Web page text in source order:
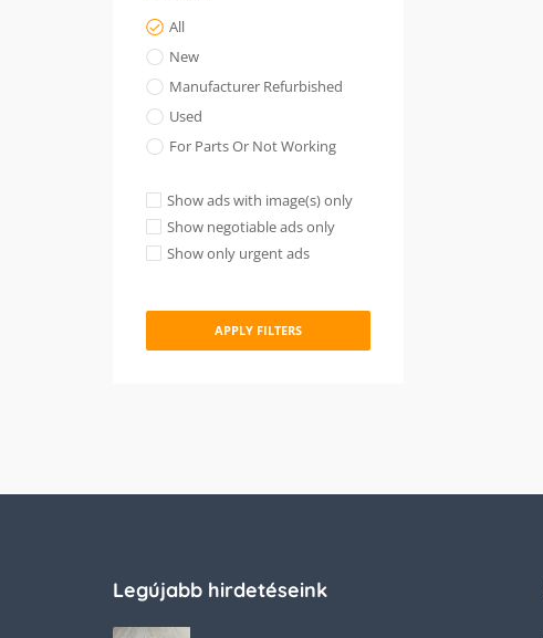
All
New
Manufacturer Refurbished
Used
For Parts Or Not Working
Show ads with image(s) only
Show negotiable ads only
Show only urgent ads
APPLY FILTERS
Legújabb hirdetéseink